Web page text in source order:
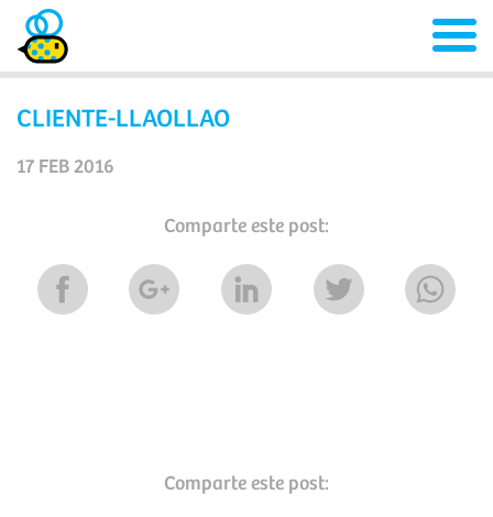
CLIENTE-LLAOLLAO
17 FEB 2016
Comparte este post:
Comparte este post: